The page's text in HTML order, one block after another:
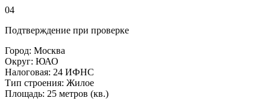
04
Подтверждение при проверке
Город: Москва
Округ: ЮАО
Налоговая: 24 ИФНС
Тип строения: Жилое
Площадь: 25 метров (кв.)